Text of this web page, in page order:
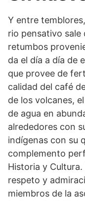
Y entre
rio pensativo sale
retumbos
da el día a día de
que provee de
calidad del café
de los volcanes,
de agua en
alrededores con
indígenas con su
complemento
Historia y
respeto y
miembros de la